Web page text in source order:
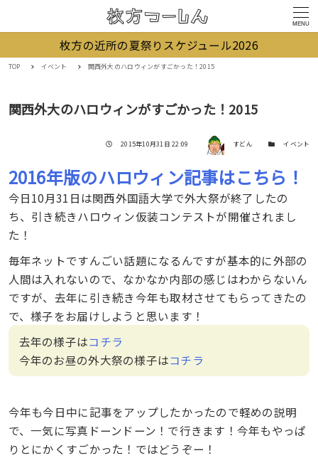
MENU
枚方の近所の夏祭りスケジュール2026
TOP イベント 関西外大のハロウィンがすごかった！2015
関西外大のハロウィンがすごかった！2015
投稿日
2015年10月31日 22:09 著者 すどん カテゴリー
イベント
2016年版のハロウィン記事はこちら！
今日10月31日は関西外国語大学で外大祭が終了したの
ち、引き続きハロウィン仮装コンテストが開催されまし
た！
毎年ネットですんごい話題になるんですが基本的に外部の
人間は入れないので、なかなか内部の感じはわからないん
ですが、去年に引き続き今年も取材させてもらってきたの
で、様子をお届けしようと思います！
去年の様子はコチラ
今年のお昼の外大祭の様子はコチラ
今年も今日中に記事をアップしたかったので軽めの説明
で、一気に写真ドーンドーン！で行きます！今年もやっぱ
りとにかくすごかった！ではどうぞー！